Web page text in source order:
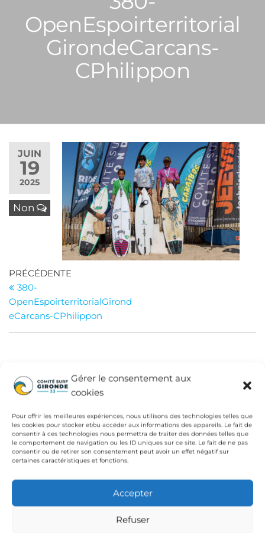
Gérer le consentement aux
cookies
Pour offrir les meilleures expériences, nous utilisons des technologies telles que
les cookies pour stocker et/ou accéder aux informations des appareils. Le fait de
consentir à ces technologies nous permettra de traiter des données telles que
le comportement de navigation ou les ID uniques sur ce site. Le fait de ne pas
consentir ou de retirer son consentement peut avoir un effet négatif sur
certaines caractéristiques et fonctions.
Accepter
Refuser
OpenEspoirterritorial
GirondeCarcans-
CPhilippon
JUIN
19
2025
Non
Navigation
de
l’article
Article
précédent
PRÉCÉDENTE
380-
OpenEspoirterritorialGirond
eCarcans-CPhilippon
Fédération Française de Surf
Conseil Départemental de la Gironde
Ligue de Surf de Nouvelle Aquitaine
CdC Médoc Atlantique